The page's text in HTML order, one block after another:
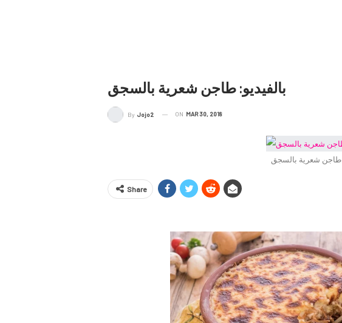
بالفيديو: طاجن شعرية بالسجق
By Jojo2 ON MAR 30, 2018
طاجن شعرية بالسجق
Share